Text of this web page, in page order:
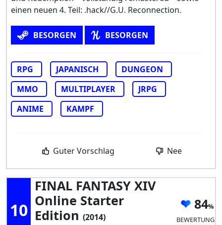
einen neuen 4. Teil: .hack//G.U. Reconnection.
BESORGEN BESORGEN
RPG JAPANISCH
DUNGEON
MMO
MULTIPLAYER
JRPG
ANIME
KAMPF
Guter Vorschlag Nee
10
FINAL FANTASY XIV
Online Starter
Edition (2014)
84
BEWERTUNG